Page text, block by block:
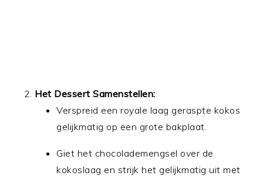
Het Dessert Samenstellen:
Verspreid een royale laag geraspte kokos
gelijkmatig op een grote bakplaat.
Giet het chocolademengsel over de
kokoslaag en strijk het gelijkmatig uit met